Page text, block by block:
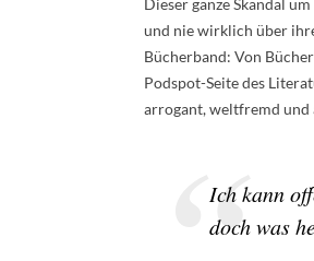
und nie wirklich über
Bücherband: Von
Podspot-Seite des
arrogant, weltfremd und
Ich kann
doch was